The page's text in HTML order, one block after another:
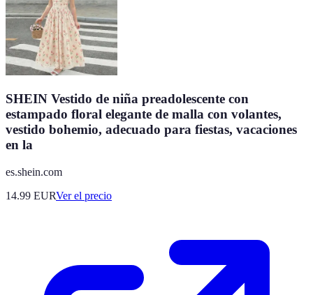
SHEIN Vestido de niña preadolescente con
estampado floral elegante de malla con volantes,
vestido bohemio, adecuado para fiestas, vacaciones
en la
es.shein.com
14.99 EURVer el precio